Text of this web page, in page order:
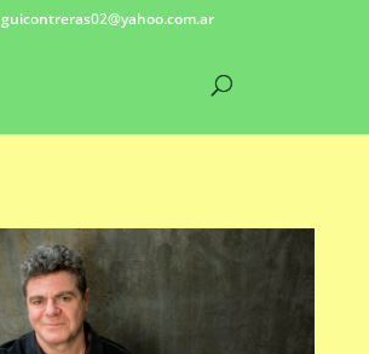
guicontreras02@yahoo.com.ar